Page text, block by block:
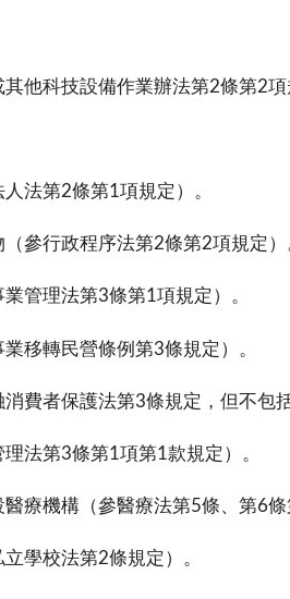
他科技設備作業辦法第2條第2
法第2條第1項規定）。
參行政程序法第2條第2項規定）
管理法第3條第1項規定）。
移轉民營條例第3條規定）。
消費者保護法第3條規定，但不包
法第3條第1項第1款規定）。
醫療機構（參醫療法第5條、第6條
學校法第2條規定）。